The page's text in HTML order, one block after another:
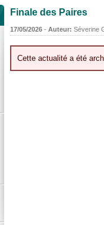
Finale des Paires
17/05/2026 - Auteur: Séverine
Cette actualité a été